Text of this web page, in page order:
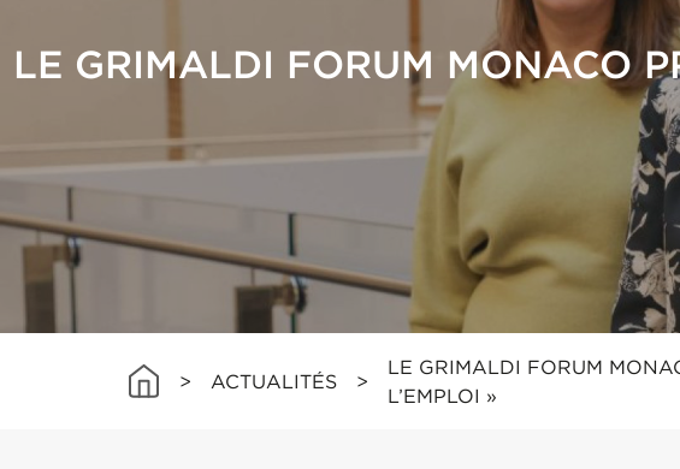
LE GRIMALDI FORUM MONACO
> ACTUALITÉS >
LE GRIMALDI FORUM
L’EMPLOI »